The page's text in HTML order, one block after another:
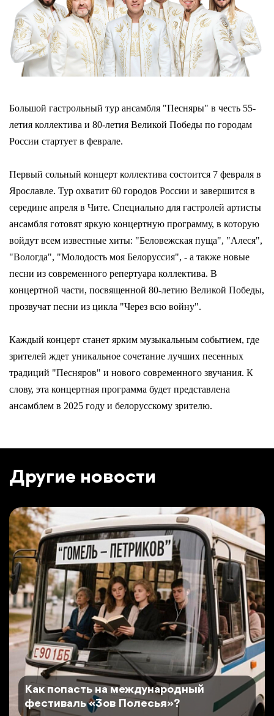
Большой гастрольный тур ансамбля "Песняры" в честь 55-
летия коллектива и 80-летия Великой Победы по городам
России стартует в феврале.
Первый сольный концерт коллектива состоится 7 февраля в
Ярославле. Тур охватит 60 городов России и завершится в
середине апреля в Чите. Специально для гастролей артисты
ансамбля готовят яркую концертную программу, в которую
войдут всем известные хиты: "Беловежская пуща", "Алеся",
"Вологда", "Молодость моя Белоруссия", - а также новые
песни из современного репертуара коллектива. В
концертной части, посвященной 80-летию Великой Победы,
прозвучат песни из цикла "Через всю войну".
Каждый концерт станет ярким музыкальным событием, где
зрителей ждет уникальное сочетание лучших песенных
традиций "Песняров" и нового современного звучания. К
слову, эта концертная программа будет представлена
ансамблем в 2025 году и белорусскому зрителю.
Другие новости
Как попасть на международный
фестиваль «Зов Полесья»?